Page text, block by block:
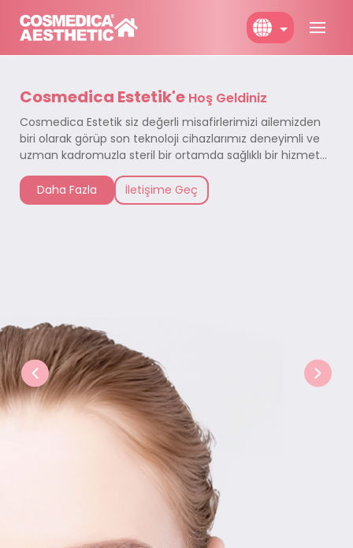
Türkçe
Deutch
Cosmedica Estetik'e Hoş Geldiniz
Cosmedica Estetik siz değerli misafirlerimizi ailemizden
biri olarak görüp son teknoloji cihazlarımız deneyimli ve
uzman kadromuzla steril bir ortamda sağlıklı bir hizmet
almanız için sizleri Cosmedica Estetik'e bekliyoruz.
Daha Fazla
İletişime Geç